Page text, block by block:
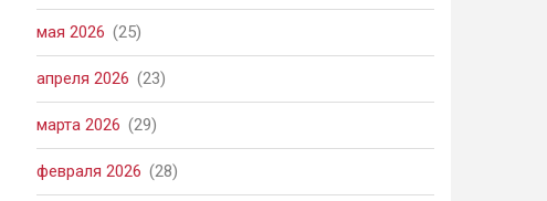
мая 2026 (25)
апреля 2026 (23)
марта 2026 (29)
февраля 2026 (28)